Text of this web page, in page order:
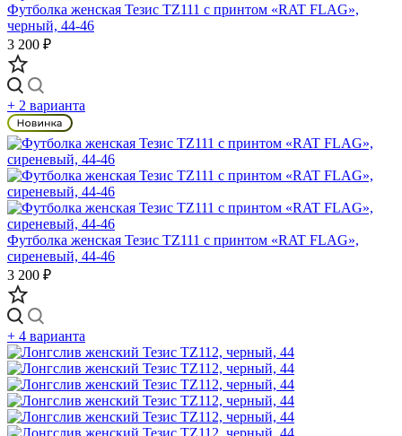
Футболка женская Тезис TZ111 с принтом «RAT FLAG»,
черный, 44-46
3 200 ₽
+ 2 варианта
Футболка женская Тезис TZ111 с принтом «RAT FLAG»,
сиреневый, 44-46
3 200 ₽
+ 4 варианта